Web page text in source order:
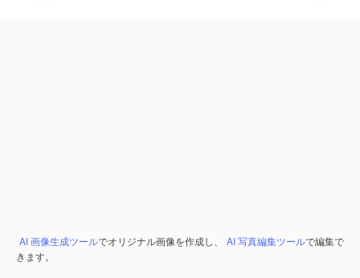
AI 画像生成ツールでオリジナル画像を作成し、 AI 写真編集ツールで編集で
きます。